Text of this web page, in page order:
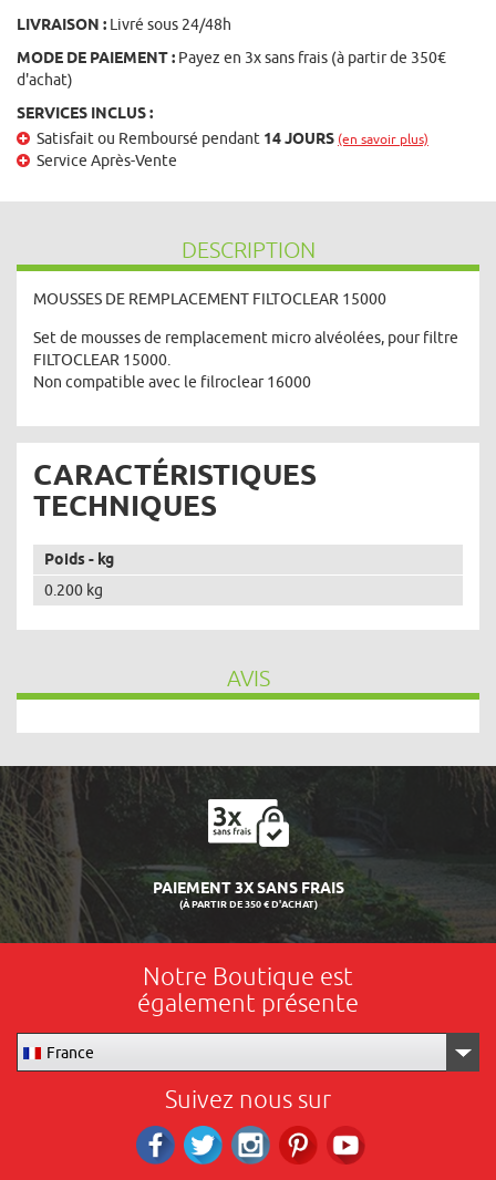
LIVRAISON : Livré sous 24/48h
MODE DE PAIEMENT : Payez en 3x sans frais (à partir de 350€
d'achat)
SERVICES INCLUS :
Satisfait ou Remboursé pendant 14 JOURS (en savoir plus)
Service Après-Vente
DESCRIPTION
MOUSSES DE REMPLACEMENT FILTOCLEAR 15000
Set de mousses de remplacement micro alvéolées, pour filtre
FILTOCLEAR 15000.
Non compatible avec le filroclear 16000
CARACTÉRISTIQUES
TECHNIQUES
Poids - kg
0.200 kg
AVIS
PAIEMENT 3X SANS FRAIS
(À PARTIR DE 350 € D'ACHAT)
Notre Boutique est
également présente
France
Suivez nous sur